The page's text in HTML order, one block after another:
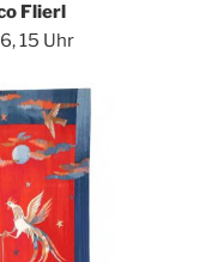
Flierl
15 Uhr